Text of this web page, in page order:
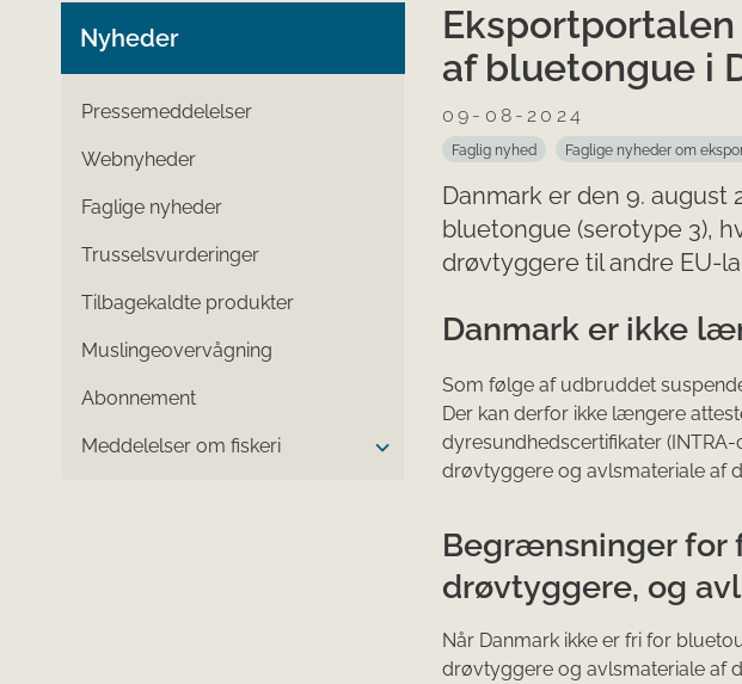
Nyheder
Pressemeddelelser
Webnyheder
Faglige nyheder
Trusselsvurderinger
Tilbagekaldte produkter
Muslingeovervågning
Abonnement
Meddelelser om fiskeri
af bluetongue i
09-08-2024
Faglig nyhed Faglige nyheder om
Danmark er den 9. august
bluetongue (serotype 3),
drøvtyggere til andre EU-
Danmark er ikke
Som følge af udbruddet
Der kan derfor ikke længere
dyresundhedscertifikater
drøvtyggere og avlsmateriale af
Begrænsninger for
drøvtyggere, og
Når Danmark ikke er fri for
drøvtyggere og avlsmateriale af